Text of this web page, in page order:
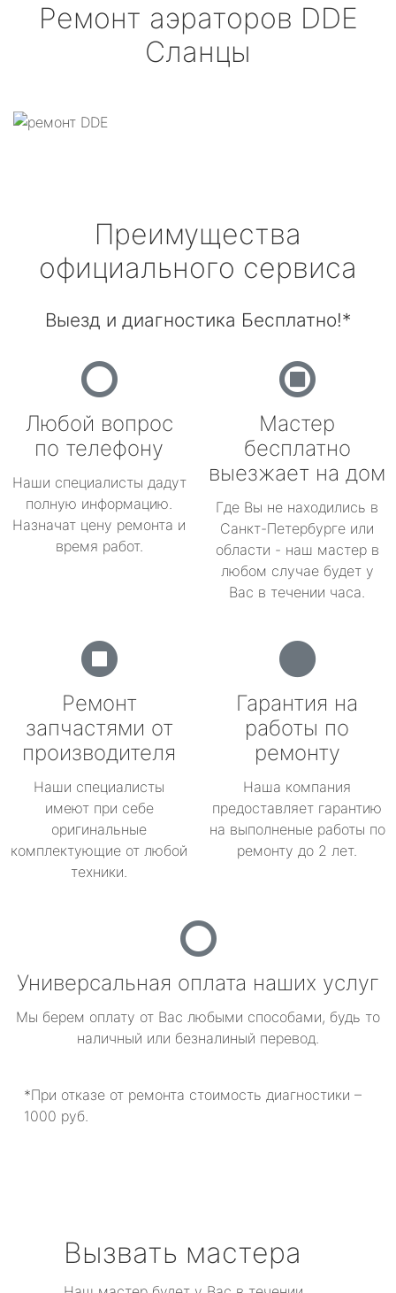
Ремонт аэраторов DDE
Сланцы
Преимущества
официального сервиса
Выезд и диагностика Бесплатно!*
Любой вопрос
по телефону
Наши специалисты дадут
полную информацию.
Назначат цену ремонта и
время работ.
Мастер
бесплатно
выезжает на дом
Где Вы не находились в
Санкт-Петербурге или
области - наш мастер в
любом случае будет у
Вас в течении часа.
Ремонт
запчастями от
производителя
Наши специалисты
имеют при себе
оригинальные
комплектующие от любой
техники.
Гарантия на
работы по
ремонту
Наша компания
предоставляет гарантию
на выполненые работы по
ремонту до 2 лет.
Универсальная оплата наших услуг
Мы берем оплату от Вас любыми способами, будь то
наличный или безналиный перевод.
*При отказе от ремонта стоимость диагностики –
1000 руб.
Вызвать мастера